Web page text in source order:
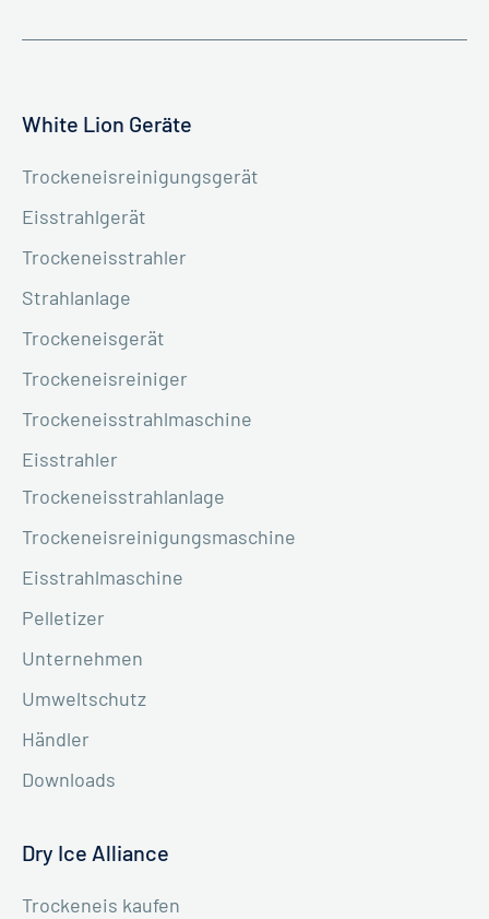
White Lion Geräte
Trockeneisreinigungsgerät
Eisstrahlgerät
Trockeneisstrahler
Strahlanlage
Trockeneisgerät
Trockeneisreiniger
Trockeneisstrahlmaschine
Eisstrahler
Trockeneisstrahlanlage
Trockeneisreinigungsmaschine
Eisstrahlmaschine
Pelletizer
Unternehmen
Umweltschutz
Händler
Downloads
Dry Ice Alliance
Trockeneis kaufen